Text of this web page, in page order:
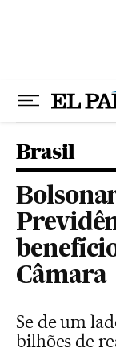
Brasil
Câmara
Se de um
bilhões de